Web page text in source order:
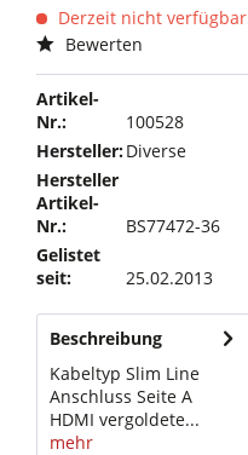
Derzeit nicht verfügbar
Bewerten
Artikel-
Nr.:
100528
Hersteller:Diverse
Hersteller
Artikel-
Nr.:
BS77472-36
Gelistet
seit:
25.02.2013
Beschreibung
Kabeltyp Slim Line
Anschluss Seite A
HDMI vergoldete...
mehr